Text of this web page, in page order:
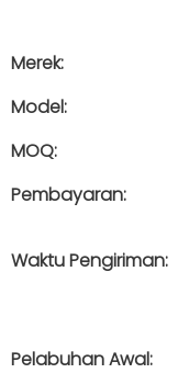
Merek:
Model:
MOQ:
Pembayaran:
Waktu Pengiriman:
Pelabuhan Awal: